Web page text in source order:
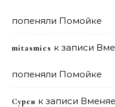
попеняли Помойке
mitasmies к записи
попеняли Помойке
Сурен к записи